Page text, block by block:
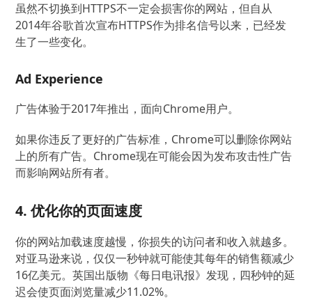
虽然不切换到HTTPS不一定会损害你的网站，但自从
2014年谷歌首次宣布HTTPS作为排名信号以来，已经发
生了一些变化。
Ad Experience
广告体验于2017年推出，面向Chrome用户。
如果你违反了更好的广告标准，Chrome可以删除你网站
上的所有广告。Chrome现在可能会因为发布攻击性广告
而影响网站所有者。
4. 优化你的页面速度
你的网站加载速度越慢，你损失的访问者和收入就越多。
对亚马逊来说，仅仅一秒钟就可能使其每年的销售额减少
16亿美元。英国出版物《每日电讯报》发现，四秒钟的延
迟会使页面浏览量减少11.02%。